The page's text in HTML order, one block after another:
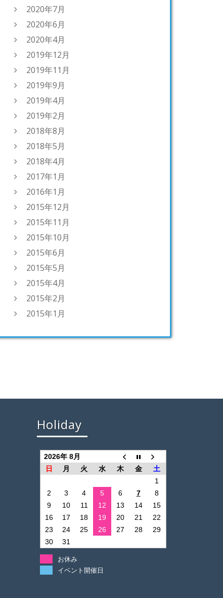
2020年7月
2020年6月
2020年4月
2019年12月
2019年11月
2019年9月
2019年4月
2019年2月
2018年8月
2018年5月
2018年4月
2017年1月
2016年1月
2015年12月
2015年11月
2015年10月
2015年6月
2015年5月
2015年4月
2015年2月
2015年1月
Holiday
2026年 8月
日
月 火 水 木 金
土
1
2
3 4 5 6 7
8
9
10 11 12 13 14
15
16
17 18 19 20 21
22
23
24 25 26 27 28
29
30
31
お休み
イベント開催日